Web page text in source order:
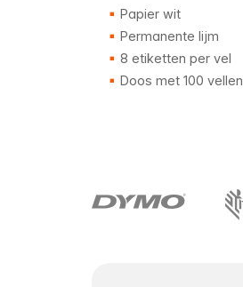
Papier wit
Permanente lijm
8 etiketten per vel
Doos met 100 vellen